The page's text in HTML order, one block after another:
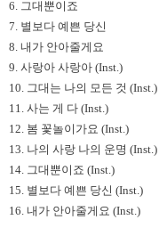
6. 그대뿐이죠
7. 별보다 예쁜 당신
8. 내가 안아줄게요
9. 사랑아 사랑아 (Inst.)
10. 그대는 나의 모든 것 (Inst.)
11. 사는 게 다 (Inst.)
12. 봄 꽃놀이가요 (Inst.)
13. 나의 사랑 나의 운명 (Inst.)
14. 그대뿐이죠 (Inst.)
15. 별보다 예쁜 당신 (Inst.)
16. 내가 안아줄게요 (Inst.)